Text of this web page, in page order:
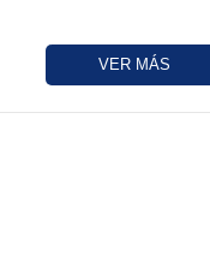
VER MÁS